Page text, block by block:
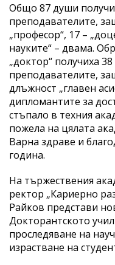
Общо 87 души
преподавателите,
„професор“, 17 –
науките“ – двама.
„доктор“ получиха
преподавателите,
длъжност „главен
дипломантите за
стъпало в техния
пожела на цялата
Варна здраве и
година.
На тържествения
ректор „Кариерно
Райков представи
Докторантското
проследяване на
израстване на